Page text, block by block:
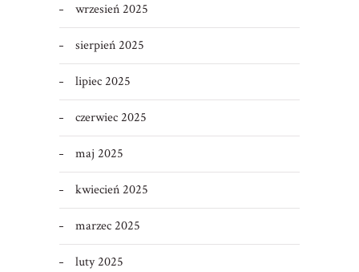
wrzesień 2025
sierpień 2025
lipiec 2025
czerwiec 2025
maj 2025
kwiecień 2025
marzec 2025
luty 2025